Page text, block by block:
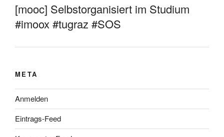
[mooc] Selbstorganisiert im Studium
#imoox #tugraz #SOS
META
Anmelden
Eintrags-Feed